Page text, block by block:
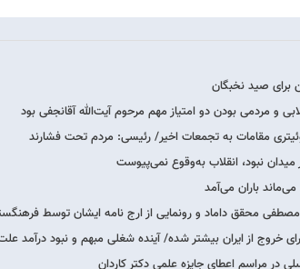
برای صید نخبگان
و مردمی بودن دو امتیاز مهم مرحوم آیت‌الله آقانجفی بود
مقامات به تجمعات اخیر/ رئیسی: مردم تحت فشارند
میدان نبود، انقلاب به‌وقوع نمی‌پیوست
می‌ماند باران می‌آمد
محقق داماد و رونمایی از ارج نامه ایشان توسط
خروج از ایران بیشتر شده‌/ آینده شغلی مبهم و نبود درآمد
در مراسم اعطای جایزه علمی دکتر کاردان